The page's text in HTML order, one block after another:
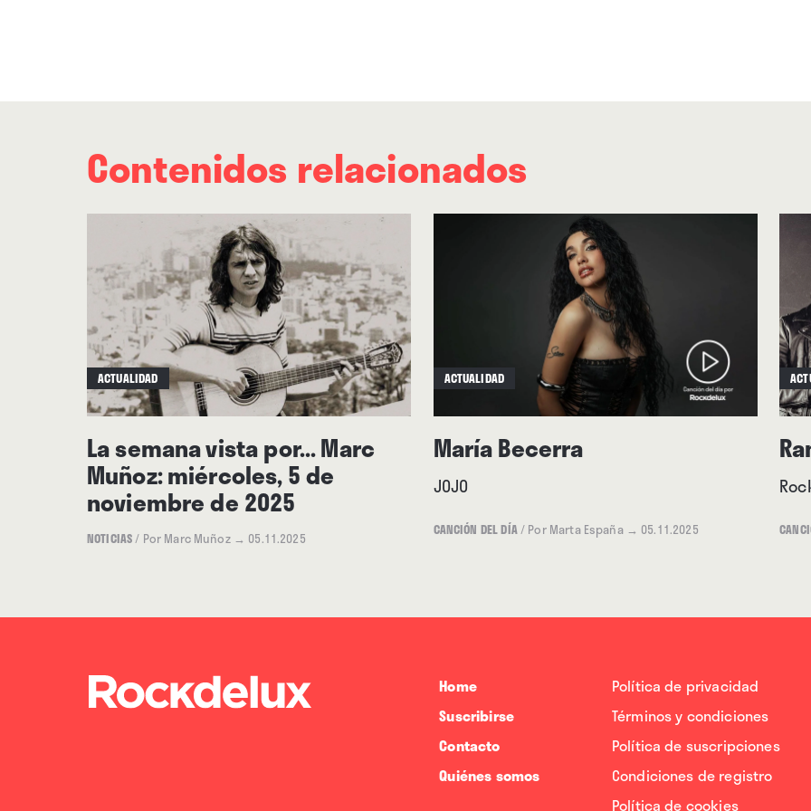
Contenidos relacionados
ACTUALIDAD
La semana vista por... Marc
Muñoz: miércoles, 5 de
noviembre de 2025
NOTICIAS/ Por Marc Muñoz → 05.11.2025
ACTUALIDAD
María Becerra
JOJO
CANCIÓN DEL DÍA/ Por Marta España → 05.11.2025
Home
Suscribirse
Contacto
Quiénes somos
Política de privacidad
Términos y condiciones
Política de suscripciones
Condiciones de registro
Política de cookies